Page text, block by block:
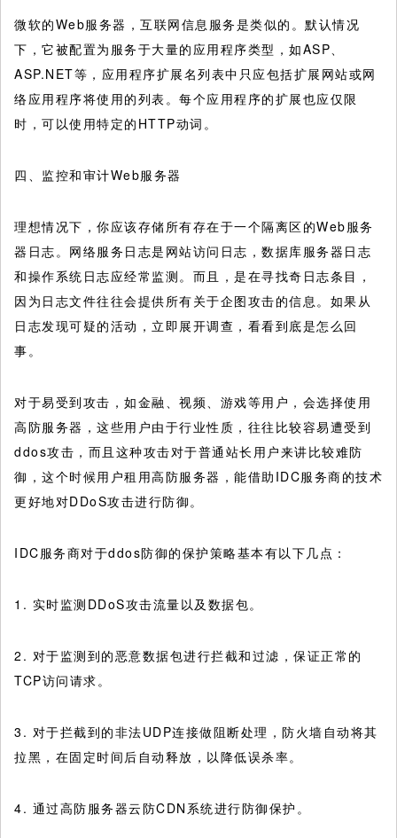
微软的Web服务器，互联网信息服务是类似的。默认情况
下，它被配置为服务于大量的应用程序类型，如ASP、
ASP.NET等，应用程序扩展名列表中只应包括扩展网站或网
络应用程序将使用的列表。每个应用程序的扩展也应仅限
时，可以使用特定的HTTP动词。
四、监控和审计Web服务器
理想情况下，你应该存储所有存在于一个隔离区的Web服务
器日志。网络服务日志是网站访问日志，数据库服务器日志
和操作系统日志应经常监测。而且，是在寻找奇日志条目，
因为日志文件往往会提供所有关于企图攻击的信息。如果从
日志发现可疑的活动，立即展开调查，看看到底是怎么回
事。
对于易受到攻击，如金融、视频、游戏等用户，会选择使用
高防服务器，这些用户由于行业性质，往往比较容易遭受到
ddos攻击，而且这种攻击对于普通站长用户来讲比较难防
御，这个时候用户租用高防服务器，能借助IDC服务商的技术
更好地对DDoS攻击进行防御。
IDC服务商对于ddos防御的保护策略基本有以下几点：
1. 实时监测DDoS攻击流量以及数据包。
2. 对于监测到的恶意数据包进行拦截和过滤，保证正常的
TCP访问请求。
3. 对于拦截到的非法UDP连接做阻断处理，防火墙自动将其
拉黑，在固定时间后自动释放，以降低误杀率。
4. 通过高防服务器云防CDN系统进行防御保护。